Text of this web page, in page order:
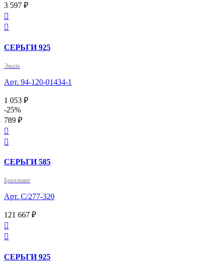
3 597 ₽


СЕРЬГИ 925
Эмаль
Арт. 94-120-01434-1
1 053 ₽
-25%
789 ₽


СЕРЬГИ 585
Бриллиант
Арт. С/277-320
121 667 ₽


СЕРЬГИ 925